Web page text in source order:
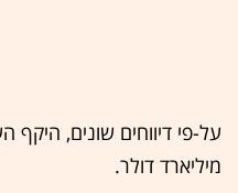
מיליארד דולר.